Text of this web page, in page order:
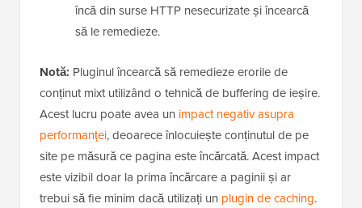
încă din surse HTTP nesecurizate și încearcă
să le remedieze.
Notă: Pluginul încearcă să remedieze erorile de
conținut mixt utilizând o tehnică de buffering de ieșire.
Acest lucru poate avea un impact negativ asupra
performanței, deoarece înlocuiește conținutul de pe
site pe măsură ce pagina este încărcată. Acest impact
este vizibil doar la prima încărcare a paginii și ar
trebui să fie minim dacă utilizați un plugin de caching.